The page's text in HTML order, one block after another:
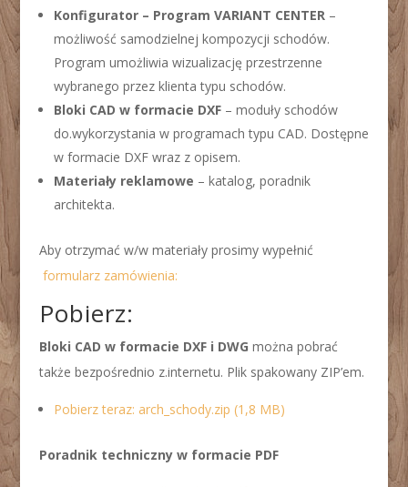
Konfigurator – Program VARIANT CENTER–
możliwość samodzielnej kompozycji schodów.
Program umożliwia wizualizację przestrzenne
wybranego przez klienta typu schodów.
Bloki CAD w formacie DXF– moduły schodów
do.wykorzystania w programach typu CAD. Dostępne
w formacie DXF wraz z opisem.
Materiały reklamowe – katalog, poradnik
architekta.
Aby otrzymać w/w materiały prosimy wypełnić
formularz zamówienia:
Pobierz:
Bloki CAD w formacie DXF i DWG można pobrać
także bezpośrednio z.internetu. Plik spakowany ZIP’em.
Pobierz teraz: arch_schody.zip (1,8 MB)
Poradnik techniczny w formacie PDF